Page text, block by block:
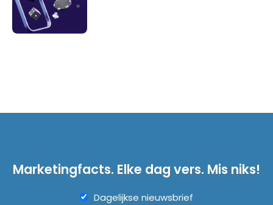
Marketingfacts. Elke dag vers. Mis niks!
Dagelijkse nieuwsbrief